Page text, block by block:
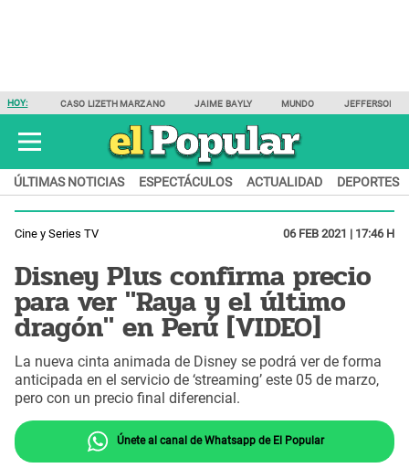
HOY: CASO LIZETH MARZANO JAIME BAYLY MUNDO JEFFERSON
ÚLTIMAS NOTICIAS ESPECTÁCULOS ACTUALIDAD DEPORTES
Cine y Series TV 06 FEB 2021 | 17:46 H
Disney Plus confirma precio
para ver "Raya y el último
dragón" en Perú [VIDEO]
La nueva cinta animada de Disney se podrá ver de forma
anticipada en el servicio de ‘streaming’ este 05 de marzo,
pero con un precio final diferencial.
Únete al canal de Whatsapp de El Popular